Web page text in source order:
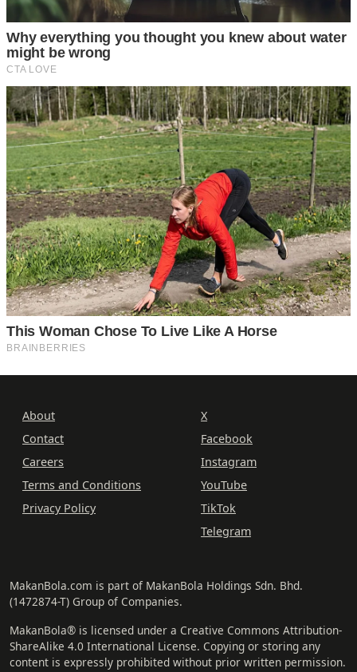
About
Contact
Careers
Terms and Conditions
Privacy Policy
X
Facebook
Instagram
YouTube
TikTok
Telegram
MakanBola.com is part of MakanBola Holdings Sdn. Bhd.
(1472874-T) Group of Companies.
MakanBola® is licensed under a Creative Commons Attribution-
ShareAlike 4.0 International License. Copying or storing any
content is expressly prohibited without prior written permission.